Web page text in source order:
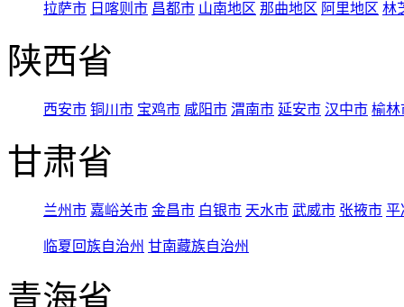
拉萨市 日喀则市 昌都市 山南地区 那曲地区 阿里地区 林
陕西省
西安市 铜川市 宝鸡市 咸阳市 渭南市 延安市 汉中市 榆林
甘肃省
兰州市 嘉峪关市 金昌市 白银市 天水市 武威市 张掖市 平
临夏回族自治州 甘南藏族自治州
青海省